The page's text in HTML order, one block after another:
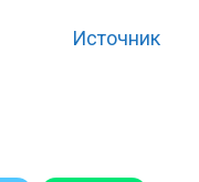
Источник